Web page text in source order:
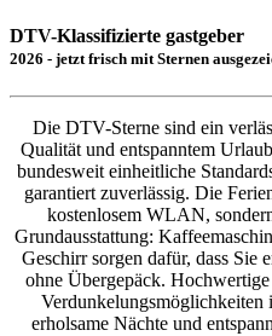
DTV-Klassifizierte gastgeber
2026 - jetzt frisch mit Sternen
Die DTV-Sterne sind ein
Qualität und entspanntem
bundesweit einheitliche
garantiert zuverlässig. Die
kostenlosem WLAN,
Grundausstattung:
Geschirr sorgen dafür, dass Sie
ohne Übergepäck.
Verdunkelungsmöglichkeiten
erholsame Nächte und